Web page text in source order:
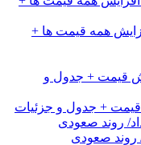
جمعه 9مرداد/ افزایش همه قیمت ها +